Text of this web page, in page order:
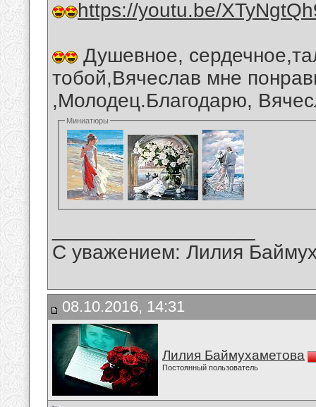
https://youtu.be/
Душевное,
тобой,Вячеслав мне
,Молодец.Благодарю,
Миниатюры
С уважением: Лилия
08.10.2016, 14:31
Лилия Баймухаметова
Постоянный пользователь